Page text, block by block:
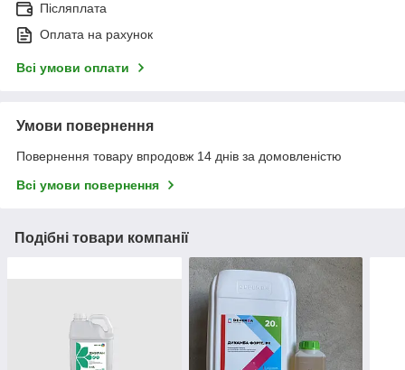
Післяплата
Оплата на рахунок
Всі умови оплати
Умови повернення
Повернення товару впродовж 14 днів за домовленістю
Всі умови повернення
Подібні товари компанії